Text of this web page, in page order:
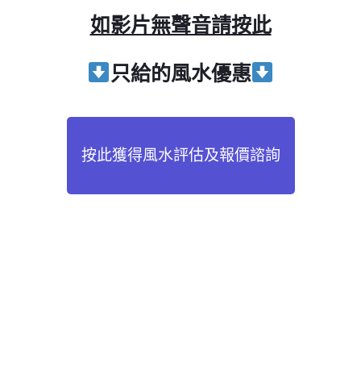
如影片無聲音請按此
只給的風水優惠
按此獲得風水評估及報價諮詢